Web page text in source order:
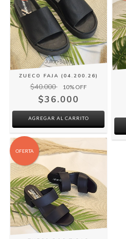
ZUECO FAJA (04.200.26)
$40.000 10% OFF
$36.000
AGREGAR AL CARRITO
OFERTA